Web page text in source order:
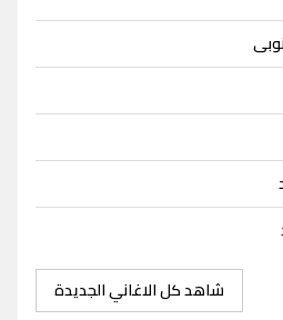
شاهد كل الاغاني الجديدة